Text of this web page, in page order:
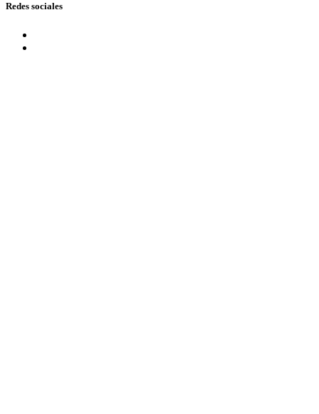
Redes sociales